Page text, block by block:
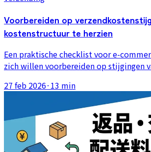
Voorbereiden op
kostenstructuur te herzien
Een praktische checklist voor e-
zich willen voorbereiden op stijgingen
portokosten naar verpakkingskosten,
27 feb 2026· 13 min